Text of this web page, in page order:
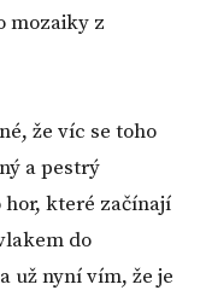
mozaiky z
že víc se toho
a pestrý
které začínají
do
už nyní vím, že je